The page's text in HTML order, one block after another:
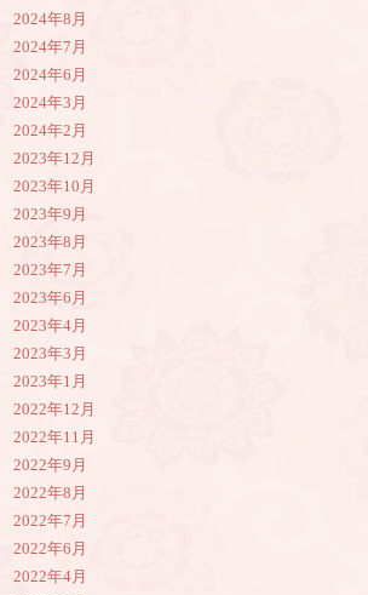
2024年8月
2024年7月
2024年6月
2024年3月
2024年2月
2023年12月
2023年10月
2023年9月
2023年8月
2023年7月
2023年6月
2023年4月
2023年3月
2023年1月
2022年12月
2022年11月
2022年9月
2022年8月
2022年7月
2022年6月
2022年4月